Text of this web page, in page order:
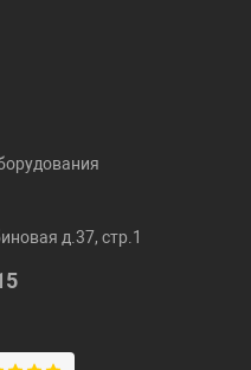
д.37, стр.1